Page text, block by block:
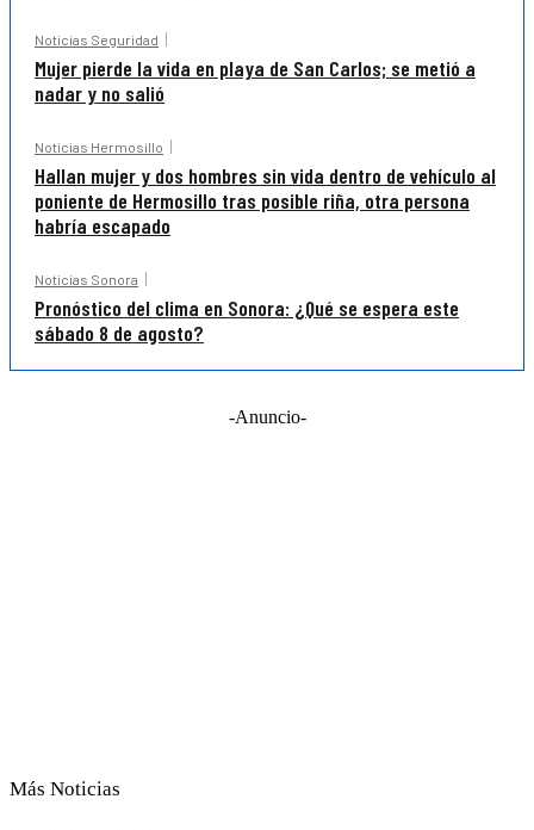
Noticias Seguridad
Mujer pierde la vida en playa de San Carlos; se metió a
nadar y no salió
Noticias Hermosillo
Hallan mujer y dos hombres sin vida dentro de vehículo al
poniente de Hermosillo tras posible riña, otra persona
habría escapado
Noticias Sonora
Pronóstico del clima en Sonora: ¿Qué se espera este
sábado 8 de agosto?
-Anuncio-
Más Noticias